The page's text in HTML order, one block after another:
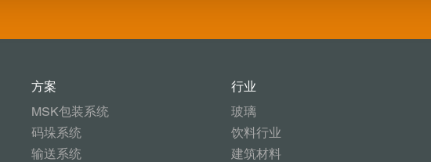
方案
MSK包装系统
码垛系统
输送系统
行业
玻璃
饮料行业
建筑材料